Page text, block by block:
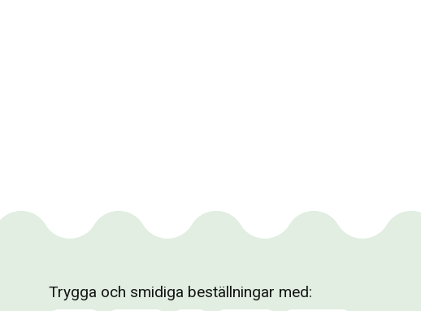
Trygga och smidiga beställningar med: